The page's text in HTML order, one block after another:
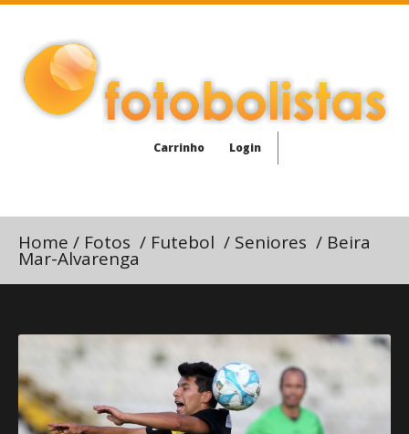
Carrinho Login
Home / Fotos / Futebol / Seniores / Beira
Mar-Alvarenga